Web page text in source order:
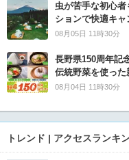
虫が苦手な初心
ションで快適キャ
08月05日 11時30分
長野県150周年記
伝統野菜を使っ
08月04日 11時30分
トレンド | アクセスランキ